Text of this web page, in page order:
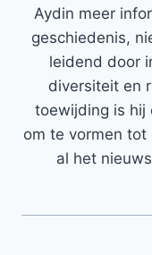
Aydin meer
geschiedenis,
leidend door
diversiteit en
toewijding is hij
om te vormen
al het